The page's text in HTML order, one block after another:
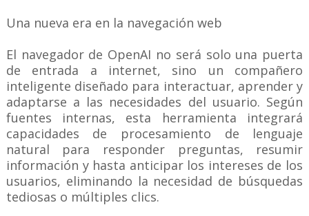
Una nueva era en la navegación web
El navegador de OpenAI no será solo una puerta
de entrada a internet, sino un compañero
inteligente diseñado para interactuar, aprender y
adaptarse a las necesidades del usuario. Según
fuentes internas, esta herramienta integrará
capacidades de procesamiento de lenguaje
natural para responder preguntas, resumir
información y hasta anticipar los intereses de los
usuarios, eliminando la necesidad de búsquedas
tediosas o múltiples clics.